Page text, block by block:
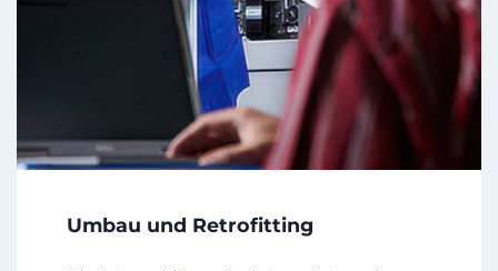
Umbau und Retrofitting